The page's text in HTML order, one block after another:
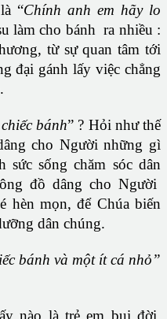
“Chính anh em hãy lo
làm cho bánh ra nhiều :
từ sự quan tâm tới
đại gánh lấy việc chẳng
bánh” ? Hỏi như thế
cho Người những gì
sức sống chăm sóc dân
đồ dâng cho Người
hèn mọn, để Chúa biến
dân chúng.
bánh và một ít cá nhỏ”
nào là trẻ em bụi đời,